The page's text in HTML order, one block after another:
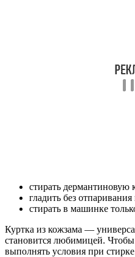
стирать дермантиновую
гладить без
стирать в машинке
Куртка из кожзама —
становится любимицей.
выполнять условия при